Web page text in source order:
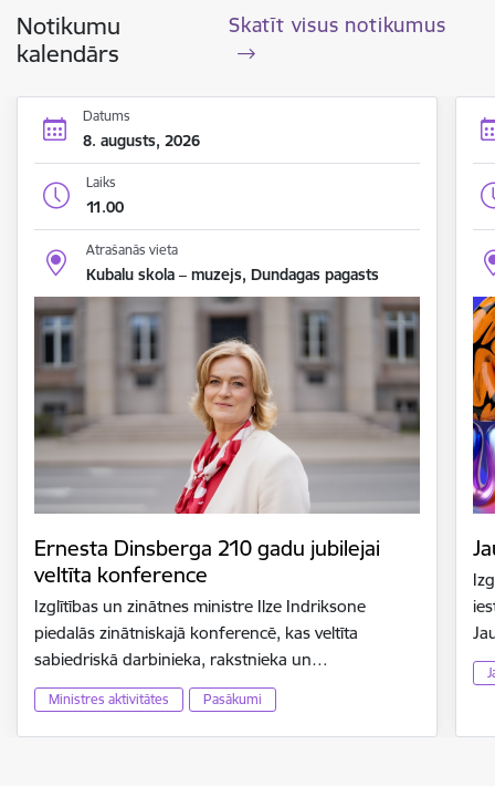
Notikumu
kalendārs
Skatīt visus notikumus
Datums
8. augusts, 2026
Laiks
11.00
Atrašanās vieta
Kubalu skola – muzejs, Dundagas pagasts
Ernesta Dinsberga 210 gadu jubilejai
veltīta konference
Izglītības un zinātnes ministre Ilze Indriksone
piedalās zinātniskajā konferencē, kas veltīta
sabiedriskā darbinieka, rakstnieka un…
Ministres aktivitātes Pasākumi